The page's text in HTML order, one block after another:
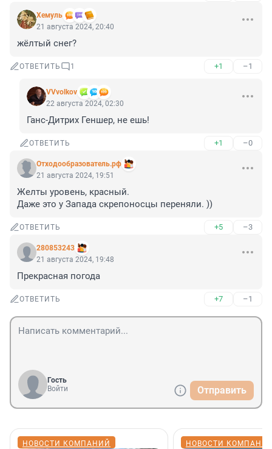
Xемуль
21 августа 2024, 20:40
жёлтый снег?
ОТВЕТИТЬ 1 +1 –1
VVvolkov
22 августа 2024, 02:30
Ганс-Дитрих Геншер, не ешь!
ОТВЕТИТЬ +1 –0
Отходообразователь.рф
21 августа 2024, 19:51
Желты уровень, красный.
Даже это у Запада скрепоносцы переняли. ))
ОТВЕТИТЬ +5 –3
280853243
21 августа 2024, 19:48
Прекрасная погода
ОТВЕТИТЬ +7 –1
Гость
Войти
Отправить
НОВОСТИ КОМПАНИЙ НОВОСТИ